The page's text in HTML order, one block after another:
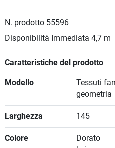
N. prodotto 55596
Disponibilità Immediata 4,7 m
Caratteristiche del prodotto
Modello
Tessuti
geometria
Larghezza 145
Colore
Dorato